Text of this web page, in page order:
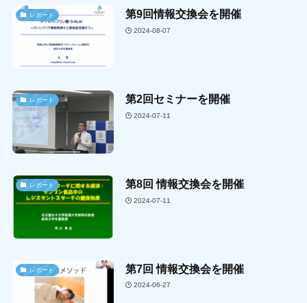
レポート 第9回情報交換会を開催
2024-08-07
レポート 第2回セミナーを開催
2024-07-11
レポート 第8回 情報交換会を開催
2024-07-11
レポート 第7回 情報交換会を開催
2024-06-27